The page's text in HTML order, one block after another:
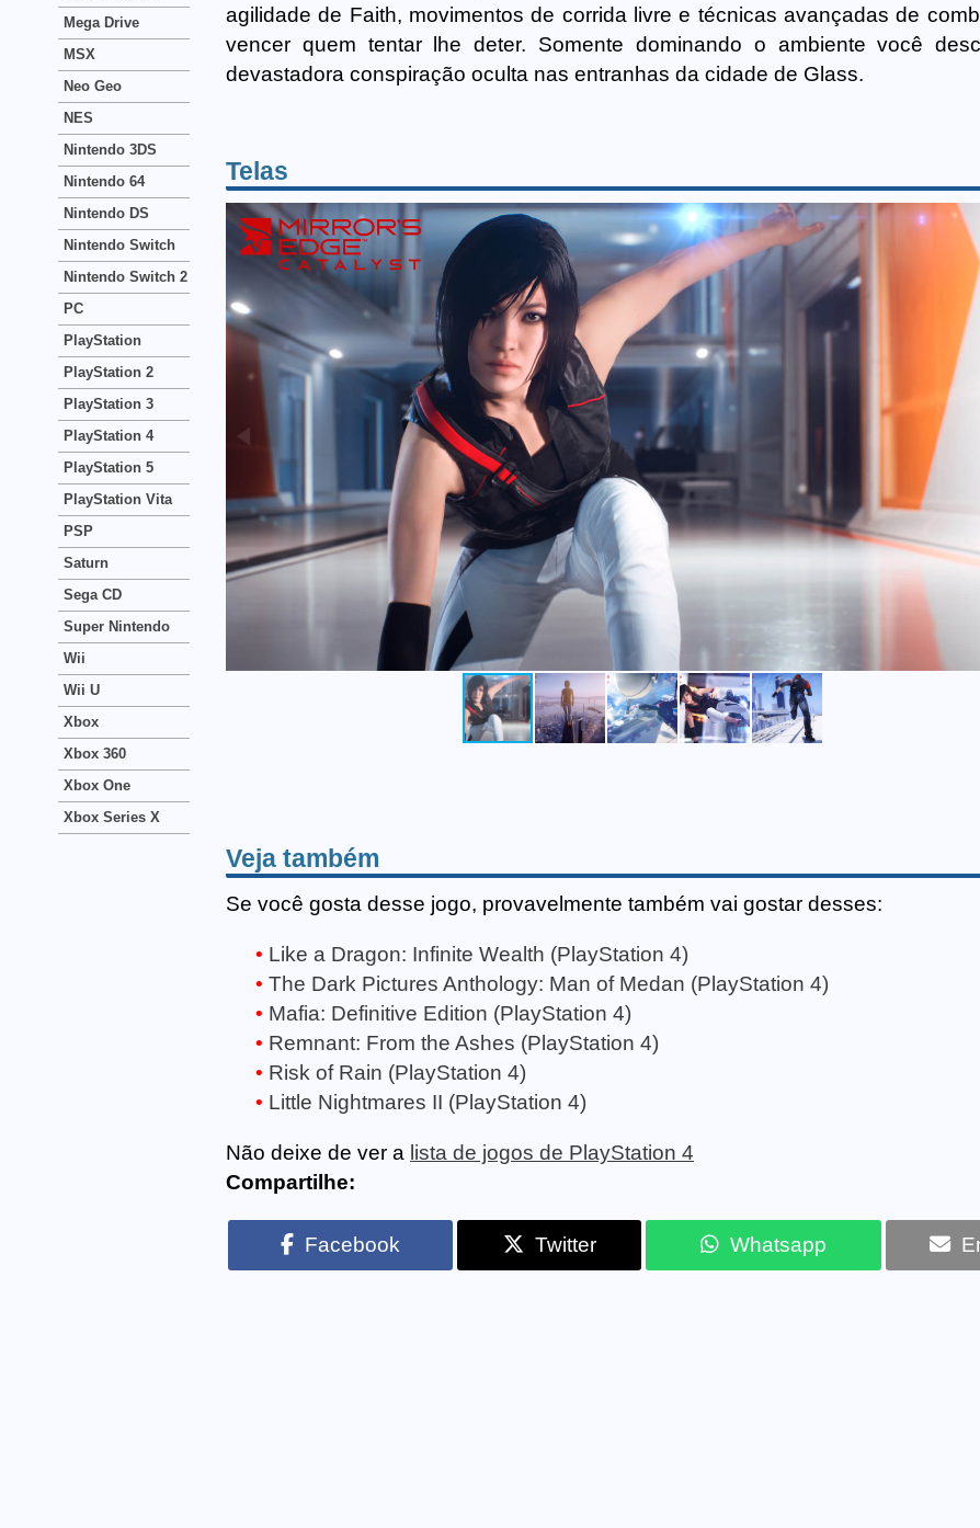
agilidade de Faith, movimentos de corrida livre e técnicas avançadas de
vencer quem tentar lhe deter. Somente dominando o ambiente você
devastadora conspiração oculta nas entranhas da cidade de Glass.
Telas
Veja também
Se você gosta desse jogo, provavelmente também vai gostar desses:
Like a Dragon: Infinite Wealth (PlayStation 4)
The Dark Pictures Anthology: Man of Medan (PlayStation 4)
Mafia: Definitive Edition (PlayStation 4)
Remnant: From the Ashes (PlayStation 4)
Risk of Rain (PlayStation 4)
Little Nightmares II (PlayStation 4)
Não deixe de ver a lista de jogos de PlayStation 4
Compartilhe:
Facebook Twitter Whatsapp
Mega Drive
MSX
Neo Geo
NES
Nintendo 3DS
Nintendo 64
Nintendo DS
Nintendo Switch
Nintendo Switch 2
PC
PlayStation
PlayStation 2
PlayStation 3
PlayStation 4
PlayStation 5
PlayStation Vita
PSP
Saturn
Sega CD
Super Nintendo
Wii
Wii U
Xbox
Xbox 360
Xbox One
Xbox Series X